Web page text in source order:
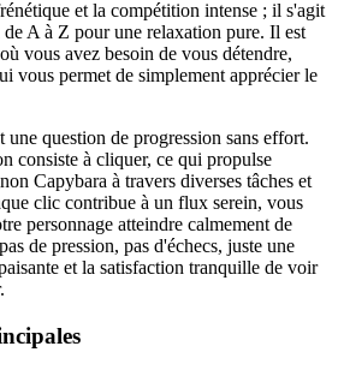
et la compétition intense ; il s'agit
A à Z pour une relaxation pure. Il est
vous avez besoin de vous détendre,
vous permet de simplement apprécier le
question de progression sans effort.
consiste à cliquer, ce qui propulse
Capybara à travers diverses tâches et
clic contribue à un flux serein, vous
personnage atteindre calmement de
de pression, pas d'échecs, juste une
et la satisfaction tranquille de voir